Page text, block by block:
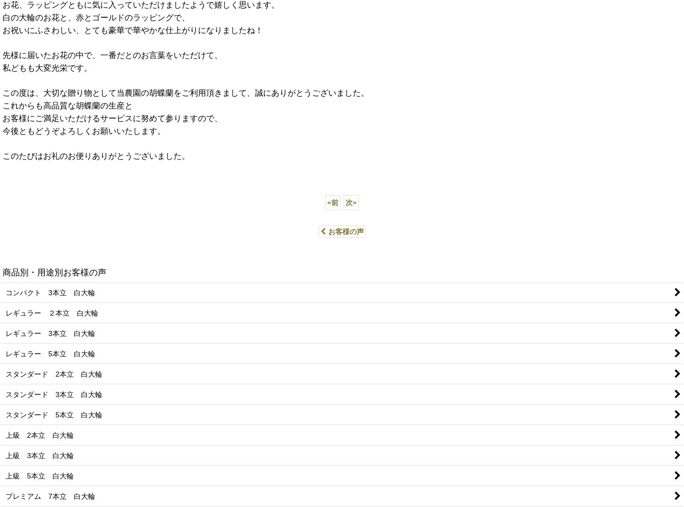
お花、ラッピングともに気に入っていただけましたようで嬉しく思います。
白の大輪のお花と、赤とゴールドのラッピングで、
お祝いにふさわしい、とても豪華で華やかな仕上がりになりましたね！
先様に届いたお花の中で、一番だとのお言葉をいただけて、
私どもも大変光栄です。
この度は、大切な贈り物として当農園の胡蝶蘭をご利用頂きまして、誠にありがとうございました。
これからも高品質な胡蝶蘭の生産と
お客様にご満足いただけるサービスに努めて参りますので、
今後ともどうぞよろしくお願いいたします。
このたびはお礼のお便りありがとうございました。
«前 次»
お客様の声
商品別・用途別お客様の声
コンパクト 3本立 白大輪
レギュラー ２本立 白大輪
レギュラー 3本立 白大輪
レギュラー 5本立 白大輪
スタンダード 2本立 白大輪
スタンダード 3本立 白大輪
スタンダード 5本立 白大輪
上級 2本立 白大輪
上級 3本立 白大輪
上級 5本立 白大輪
プレミアム 7本立 白大輪